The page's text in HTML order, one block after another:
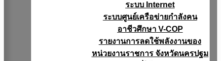
ระบบ Internet
ระบบศูนย์เครือข่ายกำลังคน
อาชีวศึกษา V-COP
รายงานการลดใช้พลังงานของ
หน่วยงานราชการ จังหวัดนครปฐม